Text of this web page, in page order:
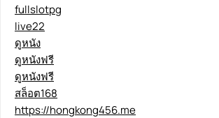
fullslotpg
live22
ดูหนัง
ดูหนังฟรี
ดูหนังฟรี
สล็อต168
https://hongkong456.me